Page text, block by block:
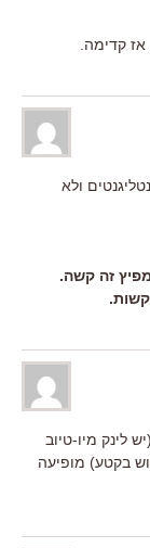
קדימה.
ולא
מפיץ זה קשה.
לינק מיו-טיוב
בקטע) מופיעה